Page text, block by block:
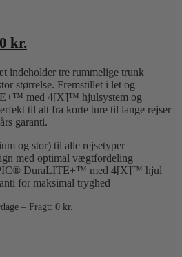
kr..
kr.
pris
er:
3.499,00 kr..
indeholder tre rummelige trunk
størrelse. Fremstillet i let og
med 4[X]™ hjulsystem og
til alt fra korte ture til lange rejser
garanti.
og stor) til alle rejsetyper
med optimal vægtfordeling
DuraLITE+™ med 4[X]™ hjul
for maksimal tryghed
– Fragt: 0 kr.